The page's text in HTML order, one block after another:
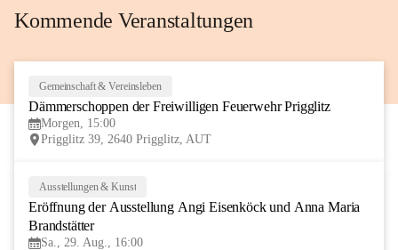
Kommende Veranstaltungen
Gemeinschaft & Vereinsleben
Dämmerschoppen der Freiwilligen Feuerwehr Prigglitz
Morgen, 15:00
Prigglitz 39, 2640 Prigglitz, AUT
AUG
Ausstellungen & Kunst
Eröffnung der Ausstellung Angi Eisenköck und Anna Maria
Brandstätter
Sa., 29. Aug., 16:00